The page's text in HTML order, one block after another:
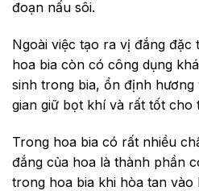
đoạn nấu sôi.
Ngoài việc tạo ra vị đắng đặc
hoa bia còn có công dụng
sinh trong bia, ổn định
gian giữ bọt khí và rất tốt cho
Trong hoa bia có rất nhiều
đắng của hoa là thành phần
trong hoa bia khi hòa tan